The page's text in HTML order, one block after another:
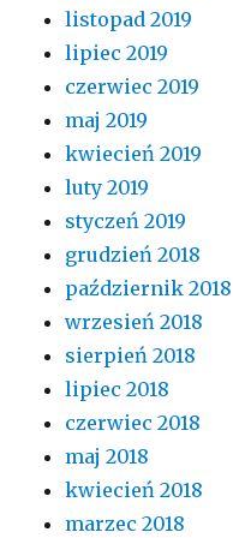
listopad 2019
lipiec 2019
czerwiec 2019
maj 2019
kwiecień 2019
luty 2019
styczeń 2019
grudzień 2018
październik 2018
wrzesień 2018
sierpień 2018
lipiec 2018
czerwiec 2018
maj 2018
kwiecień 2018
marzec 2018